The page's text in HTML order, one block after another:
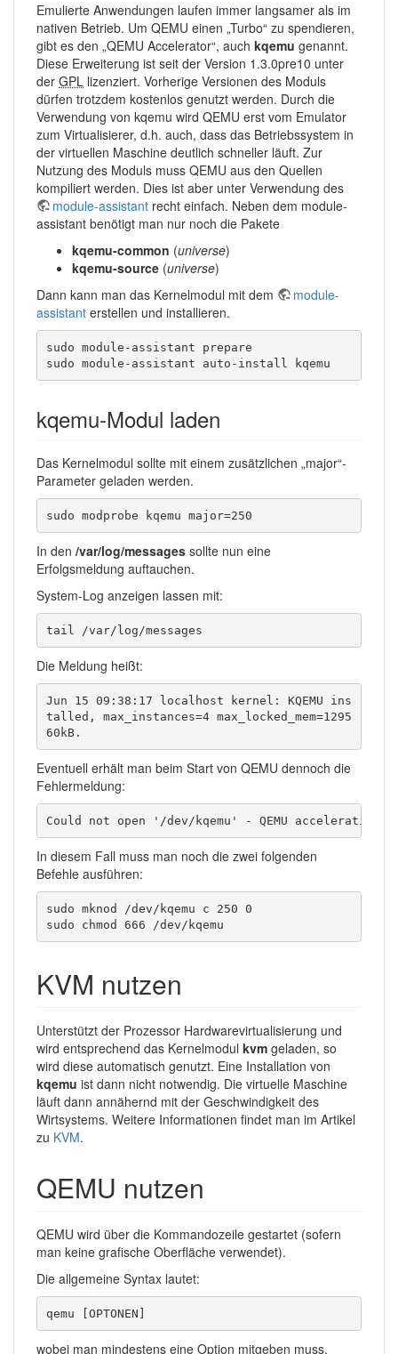
Emulierte Anwendungen laufen immer langsamer als im
nativen Betrieb. Um QEMU einen „Turbo“ zu spendieren,
gibt es den „QEMU Accelerator“, auch kqemu genannt.
Diese Erweiterung ist seit der Version 1.3.0pre10 unter
der GPL lizenziert. Vorherige Versionen des Moduls
dürfen trotzdem kostenlos genutzt werden. Durch die
Verwendung von kqemu wird QEMU erst vom Emulator
zum Virtualisierer, d.h. auch, dass das Betriebssystem in
der virtuellen Maschine deutlich schneller läuft. Zur
Nutzung des Moduls muss QEMU aus den Quellen
kompiliert werden. Dies ist aber unter Verwendung des
module-assistant recht einfach. Neben dem module-
assistant benötigt man nur noch die Pakete
kqemu-common (universe)
kqemu-source (universe)
Dann kann man das Kernelmodul mit dem
module-
assistant erstellen und installieren.
sudo module-assistant prepare
sudo module-assistant auto-install kqemu
kqemu-Modul laden
Das Kernelmodul sollte mit einem zusätzlichen „major“-
Parameter geladen werden.
sudo modprobe kqemu major=250
In den /var/log/messages sollte nun eine
Erfolgsmeldung auftauchen.
System-Log anzeigen lassen mit:
tail /var/log/messages
Die Meldung heißt:
Jun 15 09:38:17 localhost kernel: KQEMU ins
talled, max_instances=4 max_locked_mem=1295
60kB.
Eventuell erhält man beim Start von QEMU dennoch die
Fehlermeldung:
Could not open '/dev/kqemu' - QEMU acceleration
In diesem Fall muss man noch die zwei folgenden
Befehle ausführen:
sudo mknod /dev/kqemu c 250 0
sudo chmod 666 /dev/kqemu
KVM nutzen
Unterstützt der Prozessor Hardwarevirtualisierung und
wird entsprechend das Kernelmodul kvm geladen, so
wird diese automatisch genutzt. Eine Installation von
kqemu ist dann nicht notwendig. Die virtuelle Maschine
läuft dann annähernd mit der Geschwindigkeit des
Wirtsystems. Weitere Informationen findet man im Artikel
zu KVM.
QEMU nutzen
QEMU wird über die Kommandozeile gestartet (sofern
man keine grafische Oberfläche verwendet).
Die allgemeine Syntax lautet:
qemu [OPTONEN]
wobei man mindestens eine Option mitgeben muss,